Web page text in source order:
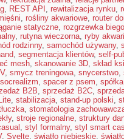
, REST API , rewitalizacja rynku,
, rośliny akwariowe, router
statyczne, rozgrzewka
, rutyna wieczorna, ryby
rodzinny, samochód używany,
, segmentacja klientów, self-
mesh, skanowanie 3D, skład
, smycz treningowa, snycerstwo,
socrealizm, spacer z psem,
B2B, sprzedaż B2C,
, stabilizacja, stand-up polski,
, stomatologia
, stroje regionalne, struktury
, styl formalny, styl smart
, Svelte, światło niebieskie,